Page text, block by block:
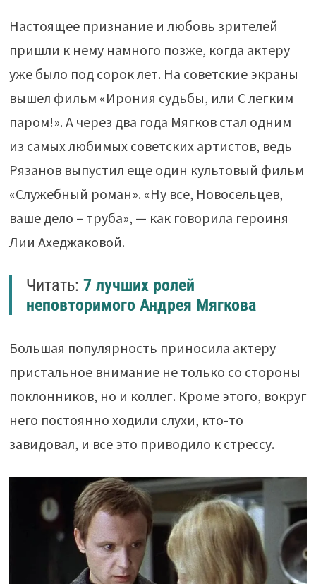
Настоящее признание и любовь зрителей
пришли к нему намного позже, когда актеру
уже было под сорок лет. На советские экраны
вышел фильм «Ирония судьбы, или С легким
паром!». А через два года Мягков стал одним
из самых любимых советских артистов, ведь
Рязанов выпустил еще один культовый фильм
«Служебный роман». «Ну все, Новосельцев,
ваше дело – труба», — как говорила героиня
Лии Ахеджаковой.
Читать: 7 лучших ролей
неповторимого Андрея Мягкова
Большая популярность приносила актеру
пристальное внимание не только со стороны
поклонников, но и коллег. Кроме этого, вокруг
него постоянно ходили слухи, кто-то
завидовал, и все это приводило к стрессу.